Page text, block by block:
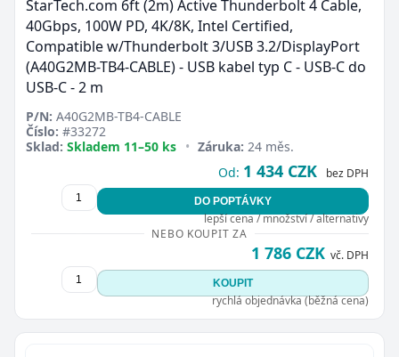
StarTech.com 6ft (2m) Active Thunderbolt 4 Cable,
40Gbps, 100W PD, 4K/8K, Intel Certified,
Compatible w/Thunderbolt 3/USB 3.2/DisplayPort
(A40G2MB-TB4-CABLE) - USB kabel typ C - USB-C do
USB-C - 2 m
P/N: A40G2MB-TB4-CABLE
Číslo: #33272
Sklad: Skladem 11–50 ks • Záruka: 24 měs.
Od: 1 434 CZK bez DPH
DO POPTÁVKY
lepší cena / množství / alternativy
NEBO KOUPIT ZA
1 786 CZK vč. DPH
KOUPIT
rychlá objednávka (běžná cena)